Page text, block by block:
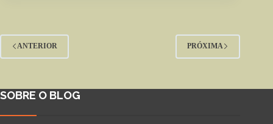
ANTERIOR PRÓXIMA
SOBRE O BLOG